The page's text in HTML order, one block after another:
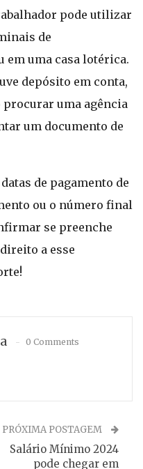
pode utilizar
de
em uma casa lotérica.
depósito em conta,
uma agência
um documento de
de pagamento de
ou o número final
se preenche
a esse
0 Comments
PRÓXIMA POSTAGEM
Salário Mínimo 2024
pode chegar em